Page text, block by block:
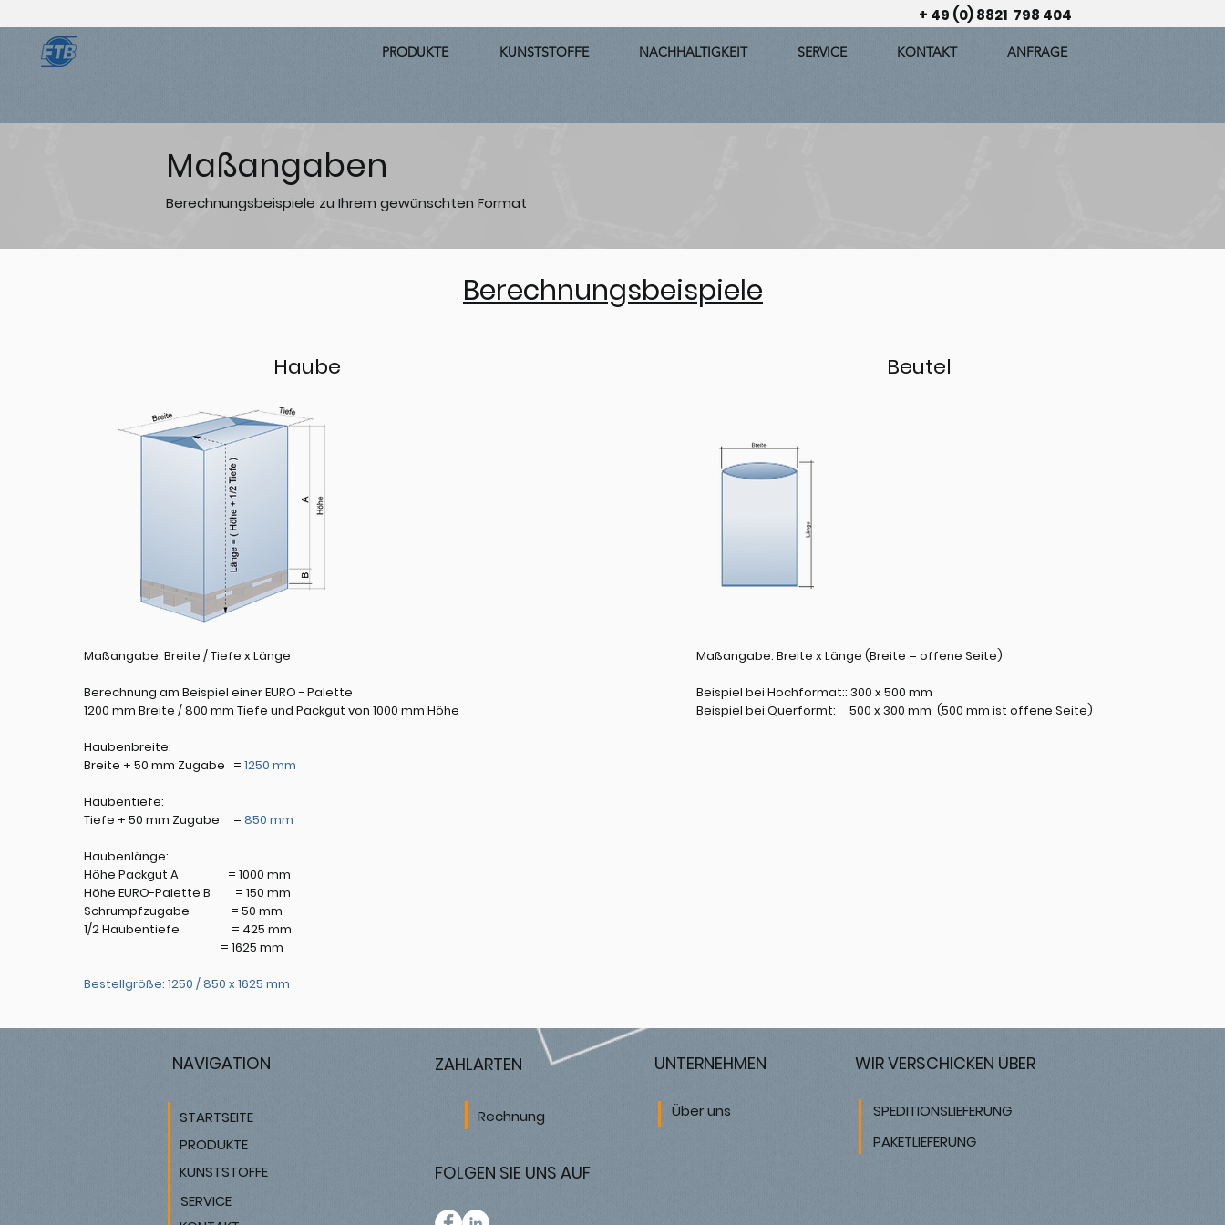
+ 49 (0) 8821 798 404
PRODUKTE KUNSTSTOFFE NACHHALTIGKEIT SERVICE KONTAKT ANFRAGE
Maßangaben
Berechnungsbeispiele zu Ihrem gewünschten Format
Haube
Maßangabe: Breite / Tiefe x Länge
Berechnung am Beispiel einer EURO - Palette
1200 mm Breite / 800 mm Tiefe und Packgut von 1000 mm Höhe
Haubenbreite:
Breite + 50 mm Zugabe = 1250 mm
Haubentiefe:
Tiefe + 50 mm Zugabe = 850 mm
Haubenlänge:
Höhe Packgut A = 1000 mm
Höhe EURO-Palette B = 150 mm
Schrumpfzugabe = 50 mm
1/2 Haubentiefe = 425 mm
= 1625 mm
Bestellgröße: 1250 / 850 x 1625 mm
Beutel
Maßangabe: Breite x Länge (Breite = offene Seite)
Beispiel bei Hochformat:: 300 x 500 mm
Beispiel bei Querformt: 500 x 300 mm (500 mm ist offene Seite)
Berechnungsbeispiele
NAVIGATION
STARTSEITE
PRODUKTE
KUNSTSTOFFE
SERVICE
ZAHLARTEN
Rechnung
FOLGEN SIE UNS AUF
UNTERNEHMEN
Über uns
WIR VERSCHICKEN ÜBER
SPEDITIONSLIEFERUNG
PAKETLIEFERUNG